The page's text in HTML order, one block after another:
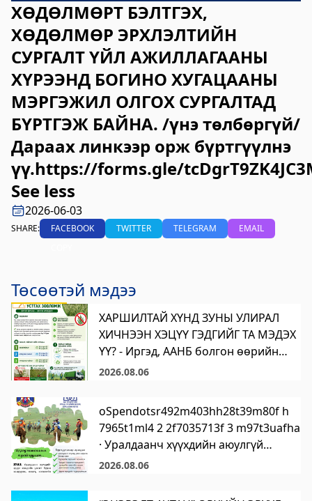
ХӨДӨЛМӨРТ БЭЛТГЭХ,
ХӨДӨЛМӨР ЭРХЛЭЛТИЙН
СУРГАЛТ ҮЙЛ АЖИЛЛАГААНЫ
ХҮРЭЭНД БОГИНО ХУГАЦААНЫ
МЭРГЭЖИЛ ОЛГОХ СУРГАЛТАД
БҮРТГЭЖ БАЙНА. /үнэ төлбөргүй/
Дараах линкээр орж бүртгүүлнэ
үү.https://forms.gle/
See less
2026-06-03
SHARE: FACEBOOK TWITTER TELEGRAM
EMAIL
Төсөөтэй мэдээ
ХАРШИЛТАЙ ХҮНД ЗУНЫ УЛИРАЛ
ХИЧНЭЭН ХЭЦҮҮ ГЭДГИЙГ ТА МЭДЭХ
ҮҮ? - Иргэд, ААНБ болгон өөрийн
эзэмшлийн талбайн шарилжийг
2026.08.06
oSpendotsr492m403hh28t39m80f h
7965t1ml4 2 2f7035713f 3 m97t3uafha
· Уралдаанч хүүхдийн аюулгүй
байдлыг уяач бүхэн анхаарах
https://legalinfo.mn/mn/detail?
2026.08.06